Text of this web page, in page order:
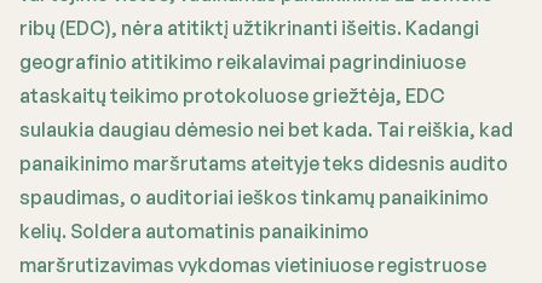
ribų (EDC), nėra atitiktį užtikrinanti išeitis. Kadangi
geografinio atitikimo reikalavimai pagrindiniuose
ataskaitų teikimo protokoluose griežtėja, EDC
sulaukia daugiau dėmesio nei bet kada. Tai reiškia, kad
panaikinimo maršrutams ateityje teks didesnis audito
spaudimas, o auditoriai ieškos tinkamų panaikinimo
kelių. Soldera automatinis panaikinimo
maršrutizavimas vykdomas vietiniuose registruose